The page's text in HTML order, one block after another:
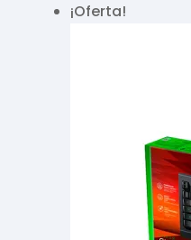
¡Oferta!